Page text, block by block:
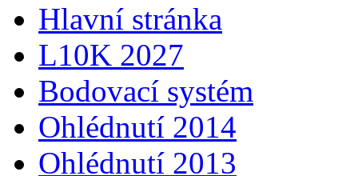
Hlavní stránka
L10K 2027
Bodovací systém
Ohlédnutí 2014
Ohlédnutí 2013